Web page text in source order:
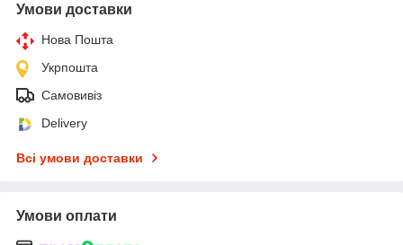
Умови доставки
Нова Пошта
Укрпошта
Самовивіз
Delivery
Всі умови доставки
Умови оплати